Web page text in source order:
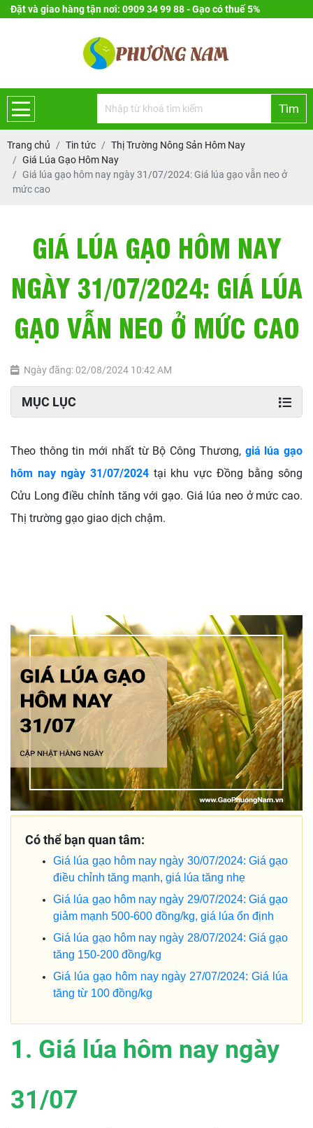
Đặt và giao hàng tận nơi: 0909 34 99 88 - Gạo có thuế 5%
Tìm
Trang chủ Tin tức
Thị Trường Nông Sản Hôm Nay
Giá Lúa Gạo Hôm Nay
Giá lúa gạo hôm nay ngày 31/07/2024: Giá lúa gạo vẫn neo ở
mức cao
GIÁ LÚA GẠO HÔM NAY
NGÀY 31/07/2024: GIÁ LÚA
GẠO VẪN NEO Ở MỨC CAO
Ngày đăng: 02/08/2024 10:42 AM
MỤC LỤC
Theo thông tin mới nhất từ Bộ Công Thương, giá lúa gạo
hôm nay ngày 31/07/2024 tại khu vực Đồng bằng sông
Cửu Long điều chỉnh tăng với gạo. Giá lúa neo ở mức cao.
Thị trường gạo giao dịch chậm.
Có thể bạn quan tâm:
Giá lúa gạo hôm nay ngày 30/07/2024: Giá gạo
điều chỉnh tăng mạnh, giá lúa tăng nhẹ
Giá lúa gạo hôm nay ngày 29/07/2024: Giá gạo
giảm mạnh 500-600 đồng/kg, giá lúa ổn định
Giá lúa gạo hôm nay ngày 28/07/2024: Giá gạo
tăng 150-200 đồng/kg
Giá lúa gạo hôm nay ngày 27/07/2024: Giá lúa
tăng từ 100 đồng/kg
1. Giá lúa hôm nay ngày
31/07